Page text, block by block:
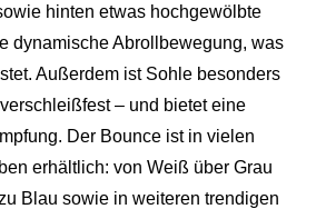
hinten etwas hochgewölbte
dynamische Abrollbewegung, was
Außerdem ist Sohle besonders
– und bietet eine
Der Bounce ist in vielen
erhältlich: von Weiß über Grau
Blau sowie in weiteren trendigen